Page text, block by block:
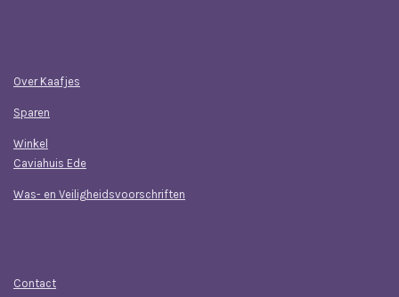
Over Kaafjes
Sparen
Winkel
Caviahuis Ede
Was- en Veiligheidsvoorschriften
Contact